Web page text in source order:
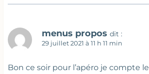
menus propos dit :
29 juillet 2021 à 11 h 11 min
Bon ce soir pour l’apéro je compte